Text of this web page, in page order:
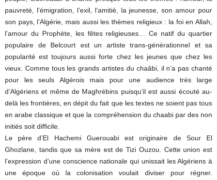
pauvreté, l’émigration, l’exil, l’amitié, la jeunesse, son amour pour
son pays, l’Algérie, mais aussi les thèmes religieux : la foi en Allah,
l’amour du Prophète, les fêtes religieuses… Ce natif du quartier
populaire de Belcourt est un artiste trans-générationnel et sa
popularité est toujours aussi forte chez les jeunes que chez les
vieux. Comme tous les grands artistes du chaâbi, il n’a pas chanté
pour les seuls Algérois mais pour une audience très large
d’Algériens et même de Maghrébins puisqu’il est aussi écouté au-
delà les frontières, en dépit du fait que les textes ne soient pas tous
en arabe classique et que la compréhension du chaabi par des non
initiés soit difficile.
Le père d’El Hachemi Guerouabi est originaire de Sour El
Ghozlane, tandis que sa mère est de Tizi Ouzou. Cette union est
l’expression d’une conscience nationale qui unissait les Algériens à
une époque où la colonisation voulait diviser pour régner.